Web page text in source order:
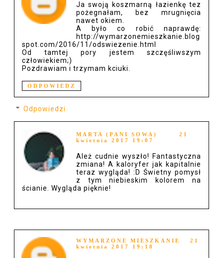
Ja swoją koszmarną łazienkę tez
pożegnałam, bez mrugnięcia
nawet okiem.
A było co robić naprawdę:
http://wymarzonemieszkanie.blog
spot.com/2016/11/odswiezenie.html
Od tamtej pory jestem szczęśliwszym
człowiekiem;)
Pozdrawiam i trzymam kciuki.
ODPOWIEDZ
Odpowiedzi
MARTA (PANI SOWA)
21
kwietnia 2017 19:07
Ależ cudnie wyszło! Fantastyczna
zmiana! A kaloryfer jak kapitalnie
teraz wygląda! :D Świetny pomysł
z tym niebieskim kolorem na
ścianie. Wygląda pięknie!
WYMARZONE MIESZKANIE
21
kwietnia 2017 19:18